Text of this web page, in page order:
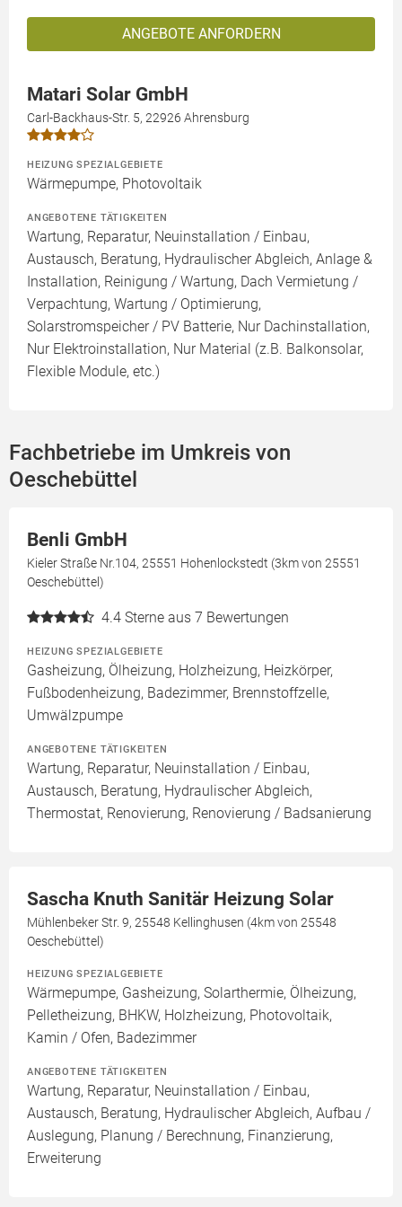
ANGEBOTE ANFORDERN
Matari Solar GmbH
Carl-Backhaus-Str. 5, 22926 Ahrensburg
HEIZUNG SPEZIALGEBIETE
Wärmepumpe, Photovoltaik
ANGEBOTENE TÄTIGKEITEN
Wartung, Reparatur, Neuinstallation / Einbau,
Austausch, Beratung, Hydraulischer Abgleich, Anlage &
Installation, Reinigung / Wartung, Dach Vermietung /
Verpachtung, Wartung / Optimierung,
Solarstromspeicher / PV Batterie, Nur Dachinstallation,
Nur Elektroinstallation, Nur Material (z.B. Balkonsolar,
Flexible Module, etc.)
Fachbetriebe im Umkreis von
Oeschebüttel
Benli GmbH
Kieler Straße Nr.104, 25551 Hohenlockstedt (3km von 25551
Oeschebüttel)
4.4 Sterne aus 7 Bewertungen
HEIZUNG SPEZIALGEBIETE
Gasheizung, Ölheizung, Holzheizung, Heizkörper,
Fußbodenheizung, Badezimmer, Brennstoffzelle,
Umwälzpumpe
ANGEBOTENE TÄTIGKEITEN
Wartung, Reparatur, Neuinstallation / Einbau,
Austausch, Beratung, Hydraulischer Abgleich,
Thermostat, Renovierung, Renovierung / Badsanierung
Sascha Knuth Sanitär Heizung Solar
Mühlenbeker Str. 9, 25548 Kellinghusen (4km von 25548
Oeschebüttel)
HEIZUNG SPEZIALGEBIETE
Wärmepumpe, Gasheizung, Solarthermie, Ölheizung,
Pelletheizung, BHKW, Holzheizung, Photovoltaik,
Kamin / Ofen, Badezimmer
ANGEBOTENE TÄTIGKEITEN
Wartung, Reparatur, Neuinstallation / Einbau,
Austausch, Beratung, Hydraulischer Abgleich, Aufbau /
Auslegung, Planung / Berechnung, Finanzierung,
Erweiterung